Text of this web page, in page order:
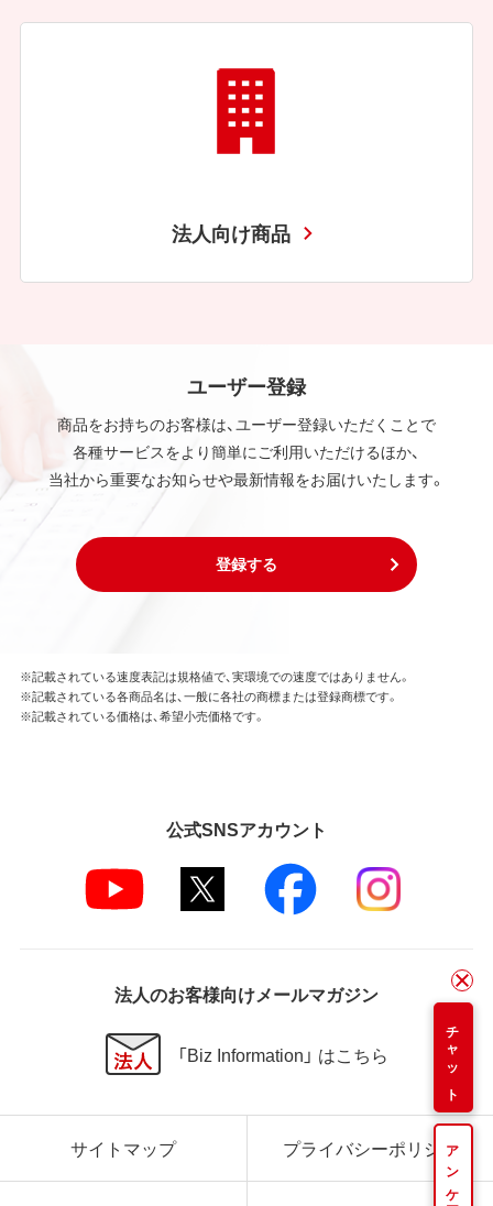
法人向け商品
ユーザー登録
商品をお持ちのお客様は、ユーザー登録いただくことで
各種サービスをより簡単にご利用いただけるほか、
当社から重要なお知らせや最新情報をお届けいたします。
登録する
チャット
アンケート
※記載されている速度表記は規格値で、実環境での速度ではありません。
※記載されている各商品名は、一般に各社の商標または登録商標です。
※記載されている価格は、希望小売価格です。
公式SNSアカウント
法人のお客様向けメールマガジン
「Biz Information」 はこちら
サイトマップ プライバシーポリシー